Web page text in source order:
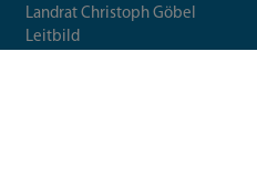
Landrat Christoph Göbel
Leitbild